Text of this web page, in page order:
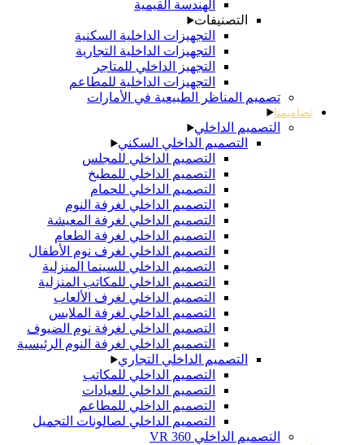
الهندسة القيمية
التصنيفات
التجهيزات الداخلية السكنية
التجهيزات الداخلية التجارية
التجهيز الداخلي للمتاجر
التجهيزات الداخلية للمطاعم
تصميم المناظر الطبيعية في الأمارات
تصاميمنا
التصميم الداخلي
التصميم الداخلي السكني
التصميم الداخلي للمجلس
التصميم الداخلي للمطبخ
التصميم الداخلي للحمام
التصميم الداخلي لغرفة النوم
التصميم الداخلي لغرفة المعيشة
التصميم الداخلي لغرفة الطعام
التصميم الداخلي لغرف نوم الأطفال
التصميم الداخلي للسينما المنزلية
التصميم الداخلي للمكاتب المنزلية
التصميم الداخلي لغرف الألعاب
التصميم الداخلي لغرفة الملابس
التصميم الداخلي لغرفة نوم الضيوف
التصميم الداخلي لغرفة النوم الرئيسية
التصميم الداخلي التجاري
التصميم الداخلي للمكاتب
التصميم الداخلي للعيادات
التصميم الداخلي للمطاعم
التصميم الداخلي لصالونات التجميل
التصميم الداخلي 360 VR